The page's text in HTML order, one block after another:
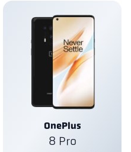
OnePlus
8 Pro